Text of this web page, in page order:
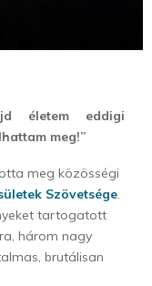
életem eddigi
meg!”
meg közösségi
Szövetsége.
tartogatott
három nagy
brutálisan